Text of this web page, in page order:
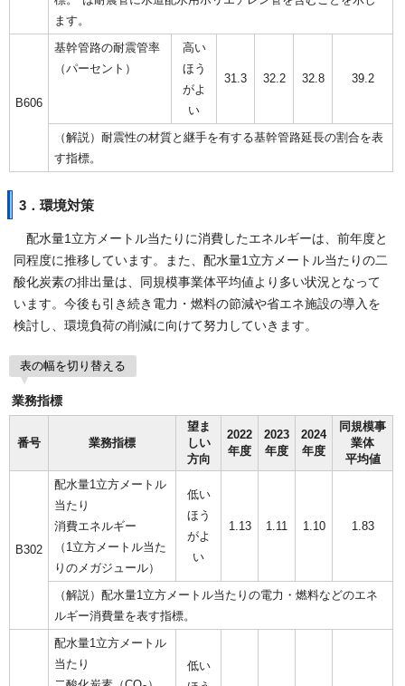
ます。
B606
基幹管路の耐震管率
（パーセント）
高い
ほう
がよ
い
31.3 32.2 32.8 39.2
（解説）耐震性の材質と継手を有する基幹管路延長の割合を表
す指標。
3．環境対策
配水量1立方メートル当たりに消費したエネルギーは、前年度と
同程度に推移しています。また、配水量1立方メートル当たりの二
酸化炭素の排出量は、同規模事業体平均値より多い状況となって
います。今後も引き続き電力・燃料の節減や省エネ施設の導入を
検討し、環境負荷の削減に向けて努力していきます。
表の幅を切り替える
業務指標
番号 業務指標
望ま
しい
方向
2022
年度
2023
年度
2024
年度
同規模事
業体
平均値
B302
配水量1立方メートル
当たり
消費エネルギー
（1立方メートル当た
りのメガジュール）
低い
ほう
がよ
い
1.13 1.11 1.10 1.83
（解説）配水量1立方メートル当たりの電力・燃料などのエネ
ルギー消費量を表す指標。
配水量1立方メートル
当たり
低い